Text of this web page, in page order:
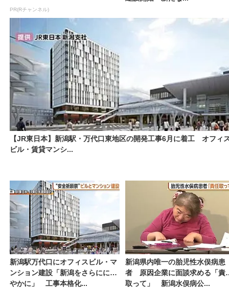
PR(Rチャンネル)
【JR東日本】新潟駅・万代口東地区の開発工事6月に着工 オフィ
ビル・賃貸マンシ...
新潟駅万代口にオフィスビル・マ
ンション建設「新潟をさらににぎ
やかに」 工事本格化...
新潟県内唯一の胎児性水俣病患
者 原因企業に面談求める「責
取って」 新潟水俣病公...